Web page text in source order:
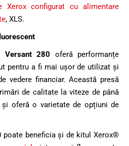
Xerox configurat cu alimentare
, XLS.
280 oferă performanțe
pentru a fi mai ușor de utilizat și
vedere financiar. Această presă
de calitate la viteze de până
oferă o varietate de opțiuni de
poate beneficia şi de kitul Xerox®